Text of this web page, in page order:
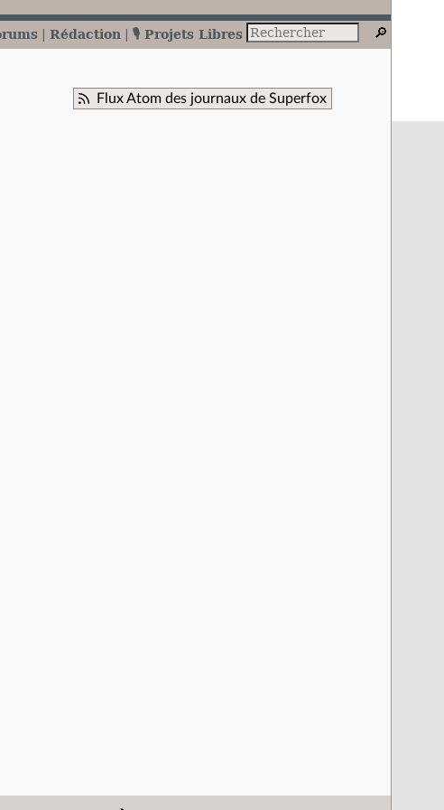
Rédaction 🎙️ Projets Libres
Flux Atom des journaux de Superfox